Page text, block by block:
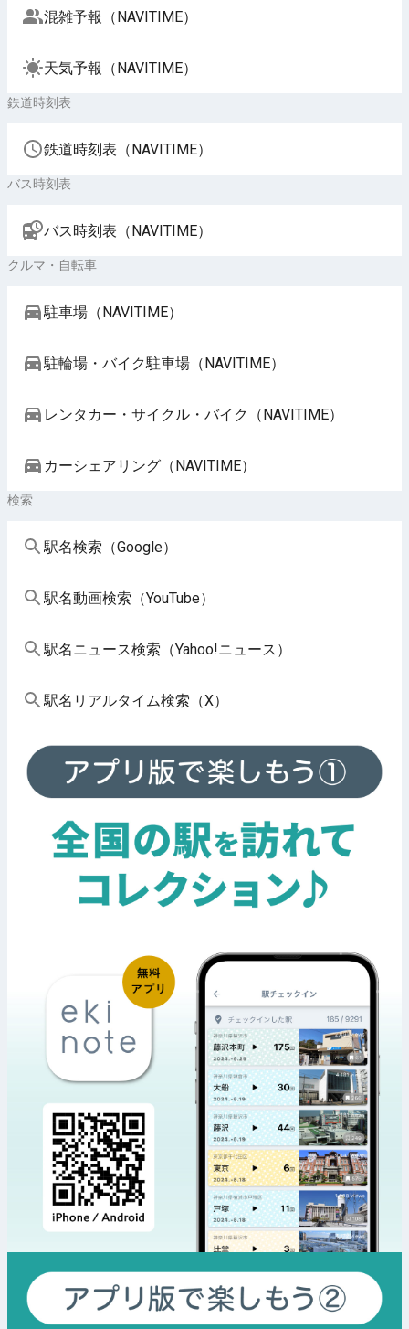
混雑予報（NAVITIME）
天気予報（NAVITIME）
鉄道時刻表
鉄道時刻表（NAVITIME）
バス時刻表
バス時刻表（NAVITIME）
クルマ・自転車
駐車場（NAVITIME）
駐輪場・バイク駐車場（NAVITIME）
レンタカー・サイクル・バイク（NAVITIME）
カーシェアリング（NAVITIME）
検索
駅名検索（Google）
駅名動画検索（YouTube）
駅名ニュース検索（Yahoo!ニュース）
駅名リアルタイム検索（X）